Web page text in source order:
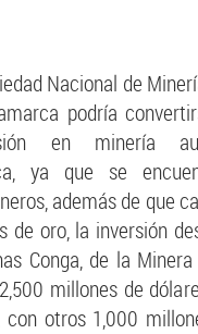
Nacional de
podría
en minería
ya que se
además de que
de oro, la inversión
Conga, de la
millones de
con otros 1,000